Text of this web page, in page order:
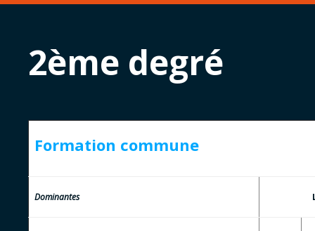
2ème degré
Formation commune
Dominantes